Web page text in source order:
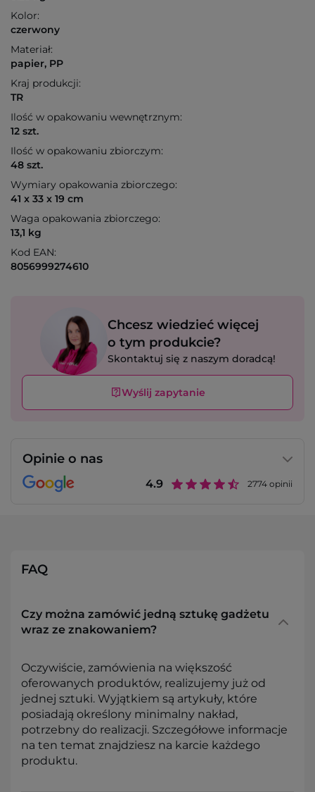
Kolor:
czerwony
Materiał:
papier, PP
Kraj produkcji:
TR
Ilość w opakowaniu wewnętrznym:
12 szt.
Ilość w opakowaniu zbiorczym:
48 szt.
Wymiary opakowania zbiorczego:
41 x 33 x 19 cm
Waga opakowania zbiorczego:
13,1 kg
Kod EAN:
8056999274610
Chcesz wiedzieć więcej
o tym produkcie?
Skontaktuj się z naszym doradcą!
Wyślij zapytanie
Opinie o nas
4.9 2774 opinii
FAQ
Czy można zamówić jedną sztukę gadżetu
wraz ze znakowaniem?
Oczywiście, zamówienia na większość
oferowanych produktów, realizujemy już od
jednej sztuki. Wyjątkiem są artykuły, które
posiadają określony minimalny nakład,
potrzebny do realizacji. Szczegółowe informacje
na ten temat znajdziesz na karcie każdego
produktu.